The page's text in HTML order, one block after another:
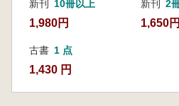
新刊 10冊以上
1,980円
古書 1 点
1,430 円
新刊 2
1,650円